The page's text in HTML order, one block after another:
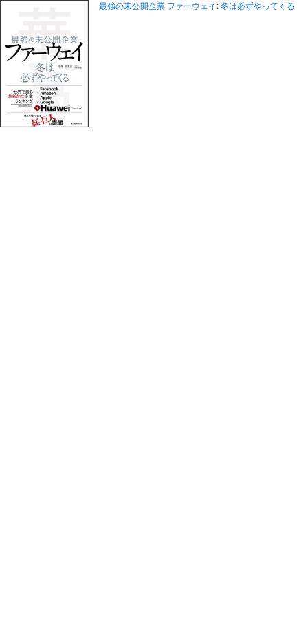
最強の未公開企業 ファーウェイ: 冬は必ずやってくる